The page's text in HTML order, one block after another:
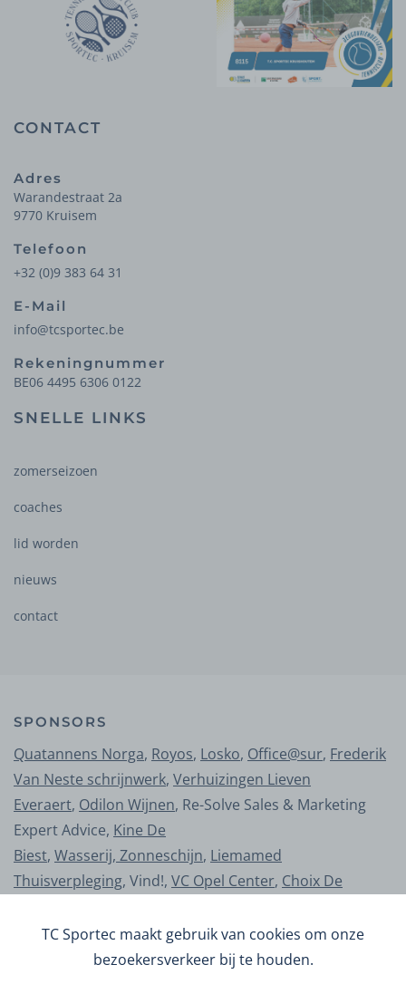
CONTACT
Adres
Warandestraat 2a
9770 Kruisem
Telefoon
+32 (0)9 383 64 31
E-Mail
info@tcsportec.be
Rekeningnummer
BE06 4495 6306 0122
SNELLE LINKS
zomerseizoen
coaches
lid worden
nieuws
contact
SPONSORS
Quatannens Norga, Royos, Losko, Office@sur, Frederik
Van Neste schrijnwerk, Verhuizingen Lieven
Everaert, Odilon Wijnen, Re-Solve Sales & Marketing
Expert Advice, Kine De
Biest, Wasserij, Zonneschijn, Liemamed
Thuisverpleging, Vind!, VC Opel Center, Choix De
Tegelwerken Bart,S-Concept,Belezza Laura
TC Sportec maakt gebruik van cookies om onze
bezoekersverkeer bij te houden.